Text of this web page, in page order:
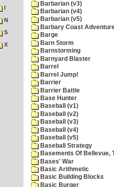
I
N
S
X
Barbarian (v3)
Barbarian (v4)
Barbarian (v5)
Barbary Coast
Barge
Barn Storm
Barnstorming
Barnyard Blaster
Barrel
Barrel Jump!
Barrier
Barrier Battle
Base Hunter
Baseball (v1)
Baseball (v2)
Baseball (v3)
Baseball (v4)
Baseball (v5)
Baseball Strategy
Basements Of Bellevue,
Bases' War
Basic Arithmetic
Basic Building Blocks
Basic Burger